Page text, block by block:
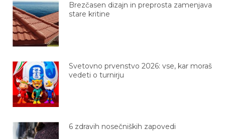
Brezčasen dizajn in preprosta zamenjava
stare kritine
Svetovno prvenstvo 2026: vse, kar moraš
vedeti o turnirju
6 zdravih nosečniških zapovedi